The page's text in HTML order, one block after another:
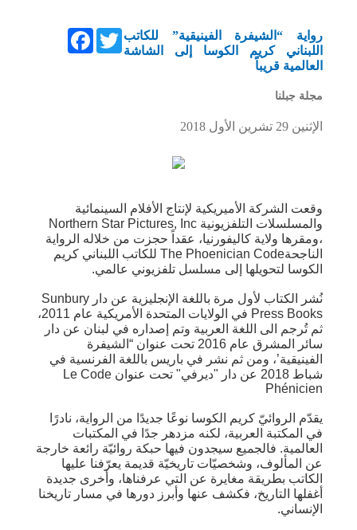
FacebookTwitter رواية “الشيفرة الفينيقية” للكاتب
اللبناني كريم الكوسا إلى الشاشة
العالمية قريباً
مجلة جبلنا
الإثنين 29 تشرين الأول 2018
وقعت الشركة الأميريكية لإنتاج الأفلام السينمائية
والمسلسلات التلفزيونية Northern Star Pictures, Inc
،ومقرها ولاية كاليفورنيا، عقداً حجزت من خلاله الرواية
الناجحةThe Phoenician Code للكاتب اللبناني كريم
الكوسا لتحويلها إلى مسلسل تلفزيوني عالمي.
نُشر الكتاب لأول مرة باللغة الإنجليزية عن دار Sunbury
Press Books في الولايات المتحدة الأمريكية عام 2011،
ثم تُرجم الى اللغة العربية وتم إصداره في لبنان عن دار
سائر المشرق عام 2016 تحت عنوان “الشيفرة
الفينيقية’، ومن ثم نشر في باريس باللغة الفرنسية في
شباط 2018 عن دار "ديرفي" تحت عنوان Le Code
Phénicien
يقدّم الروائيّ كريم الكوسا نوعًا جديدًا من الرواية، نادرًا
في المكتبة العربية، لكنه مزدهر جدًا في المكتبات
العالمية. فالجميع سيجدون فيها حبكة روائيّة رائعة خارجة
عن المألوف، وشخصيّات تاريخيّة قديمة يعرّفنا عليها
الكاتب بطريقة مغايرة عن التي عرفناها، وأخرى جديدة
أغفلها التاريخ، فكشف عنها وأبرز دورها في مسار تاريخنا
الإنساني.